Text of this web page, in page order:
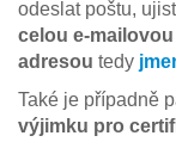
odeslat poštu,
celou e-mailovou
adresou tedy
Také je případně
výjimku pro